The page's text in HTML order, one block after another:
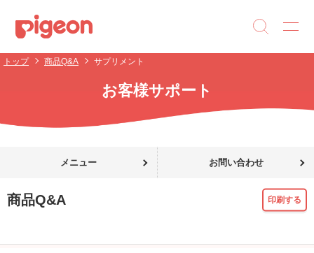
トップ 商品Q&A サプリメント
お客様サポート
メニュー お問い合わせ
商品Q&A 印刷する